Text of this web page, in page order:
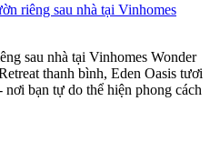
riêng sau nhà tại Vinhomes
sau nhà tại Vinhomes Wonder
thanh bình, Eden Oasis tươi
bạn tự do thể hiện phong cách